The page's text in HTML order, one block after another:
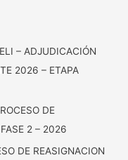
– ADJUDICACIÓN
2026 – ETAPA
DE
2 – 2026
DE REASIGNACION